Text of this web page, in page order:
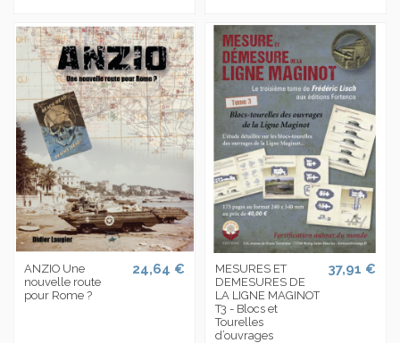
ANZIO Une
nouvelle route
pour Rome ?
24,64 €
MESURES ET
DEMESURES DE
LA LIGNE MAGINOT
T3 - Blocs et
Tourelles
d’ouvrages
37,91 €